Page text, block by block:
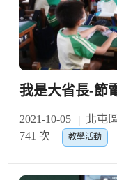
我是大省長-節
2021-10-05 北屯
741 次
教學活動